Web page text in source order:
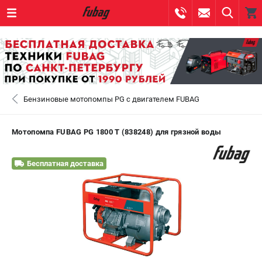
ВХОД ИЛИ РЕГИСТРАЦИЯ
ЗАКАЗАТЬ ЗАПЧАСТЬ
+7 (8112) 59-10-67 - ЗАКАЗ ЗАПЧАСТЕЙ
+7 (812) 317-60-57 - ЗАКАЗ ИЗДЕЛИЙ
САНКТ-ПЕТЕРБУРГ
0 ₽
Бензиновые мотопомпы PG с двигателем FUBAG
Мотопомпа FUBAG PG 1800 T (838248) для грязной воды
Бесплатная доставка